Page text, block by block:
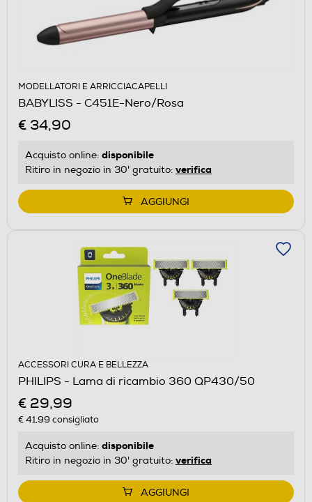
MODELLATORI E ARRICCIACAPELLI
BABYLISS - C451E-Nero/Rosa
€ 34,90
Acquisto online: disponibile
Ritiro in negozio in 30' gratuito: verifica
AGGIUNGI
ACCESSORI CURA E BELLEZZA
PHILIPS - Lama di ricambio 360 QP430/50
€ 29,99
€ 41,99 consigliato
Acquisto online: disponibile
Ritiro in negozio in 30' gratuito: verifica
AGGIUNGI